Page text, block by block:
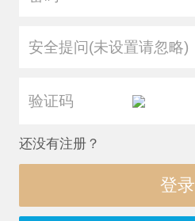
安全提问(未设置请忽略)
还没有注册？
登录